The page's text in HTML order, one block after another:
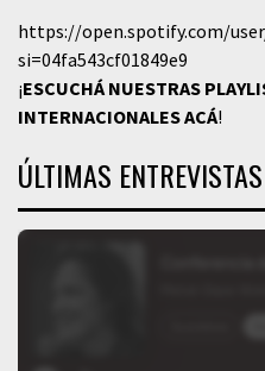
https://open.spotify.com/
si=04fa543cf01849e9
¡ESCUCHÁ NUESTRAS
INTERNACIONALESACÁ!
ÚLTIMAS ENTREVISTAS